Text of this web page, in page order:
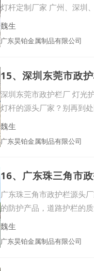
灯杆定制厂家 广州、深圳
魏生
广东昊铂金属制品有限公司
深圳东莞市政护栏厂 灯光
灯杆的源头厂家？别再到
魏生
广东昊铂金属制品有限公司
广东珠三角市政护栏源头
的防护产品，道路护栏的
魏生
广东昊铂金属制品有限公司